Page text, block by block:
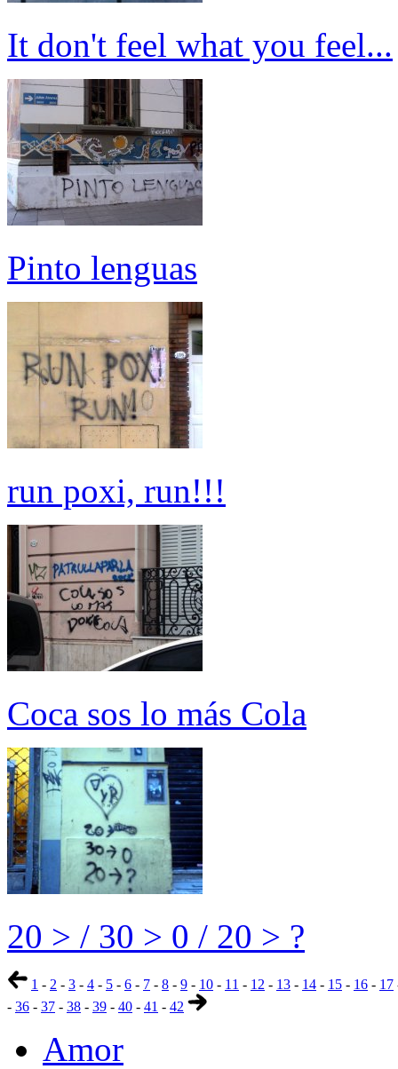
It don't feel what you feel...
Pinto lenguas
run poxi, run!!!
Coca sos lo más Cola
20 > / 30 > 0 / 20 > ?
1 - 2 - 3 - 4 - 5 - 6 - 7 - 8 - 9 - 10 - 11 - 12 - 13 - 14 - 15 - 16 - 17
- 36 - 37 - 38 - 39 - 40 - 41 - 42
Amor